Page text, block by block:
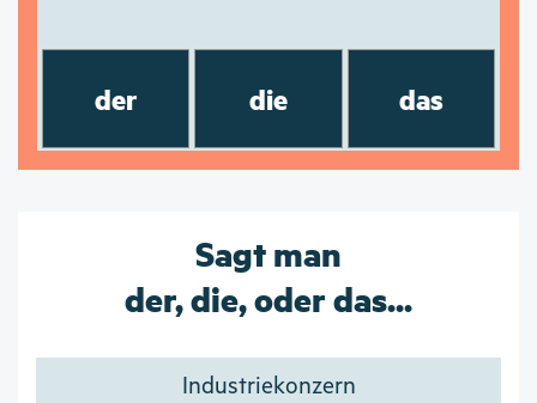
der die das
Sagt man
der, die, oder das...
Industriekonzern